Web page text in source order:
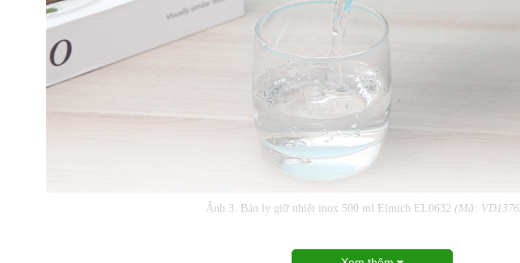
Ảnh 3. Bán ly giữ nhiệt inox 500 ml Elmich EL0632 (Mã: